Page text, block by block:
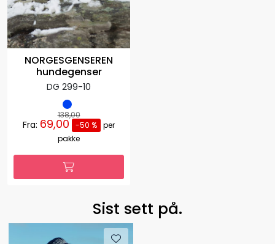
NORGESGENSEREN
hundegenser
DG 299-10
138,00
Fra: 69,00 -50 % per
pakke
Sist sett på.